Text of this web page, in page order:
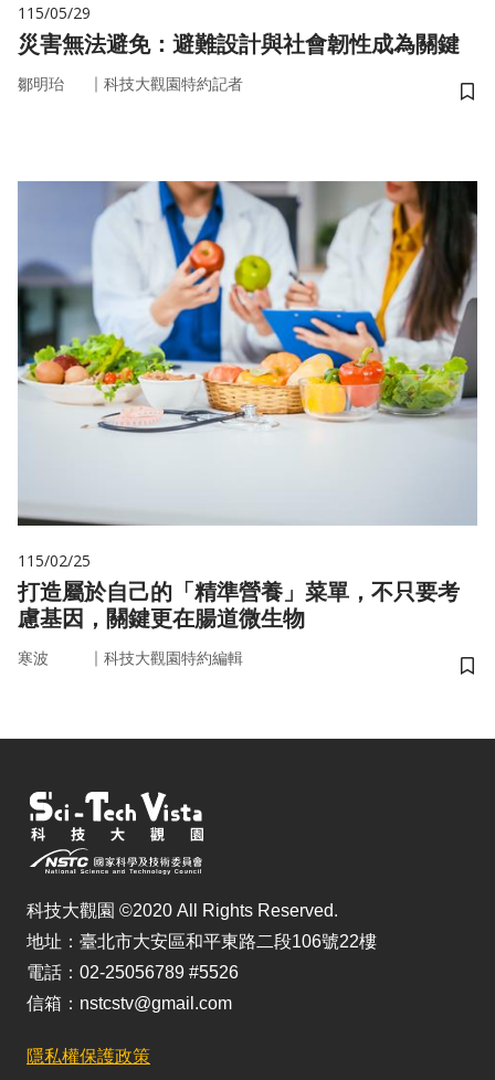
115/05/29
災害無法避免：避難設計與社會韌性成為關鍵
鄒明珆 ｜ 科技大觀園特約記者
儲
115/02/25
打造屬於自己的「精準營養」菜單，不只要考
慮基因，關鍵更在腸道微生物
寒波 ｜ 科技大觀園特約編輯
儲
科技大觀園 ©2020 All Rights Reserved.
地址：臺北市大安區和平東路二段106號22樓
電話：02-25056789 #5526
信箱：nstcstv@gmail.com
隱私權保護政策